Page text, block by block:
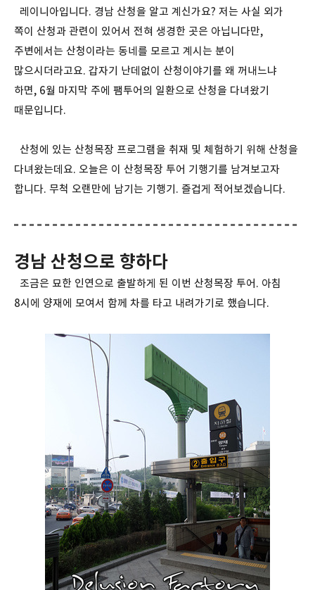
레이니아입니다. 경남 산청을 알고 계신가요? 저는 사실 외가
쪽이 산청과 관련이 있어서 전혀 생경한 곳은 아닙니다만,
주변에서는 산청이라는 동네를 모르고 계시는 분이
많으시더라고요. 갑자기 난데없이 산청이야기를 왜 꺼내느냐
하면, 6월 마지막 주에 팸투어의 일환으로 산청을 다녀왔기
때문입니다.
산청에 있는 산청목장 프로그램을 취재 및 체험하기 위해 산청을
다녀왔는데요. 오늘은 이 산청목장 투어 기행기를 남겨보고자
합니다. 무척 오랜만에 남기는 기행기. 즐겁게 적어보겠습니다.
경남 산청으로 향하다
조금은 묘한 인연으로 출발하게 된 이번 산청목장 투어. 아침
8시에 양재에 모여서 함께 차를 타고 내려가기로 했습니다.